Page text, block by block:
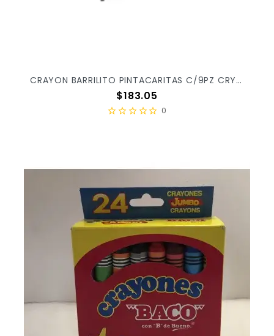
CRAYON BARRILITO PINTACARITAS C/9PZ CRY9 X/12
Precio
$183.05
0